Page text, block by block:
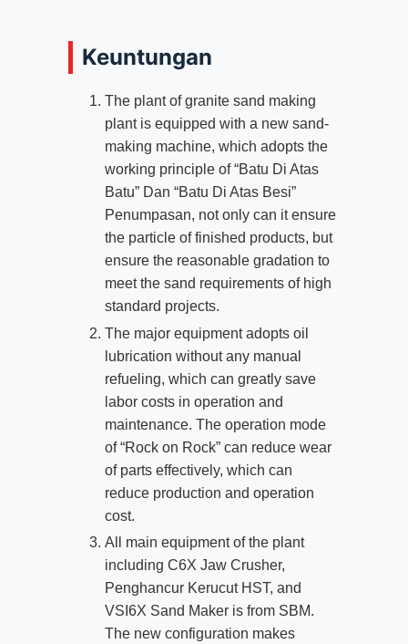
Keuntungan
The plant of granite sand making
plant is equipped with a new sand-
making machine, which adopts the
working principle of“Batu Di Atas
Batu” Dan “Batu Di Atas Besi”
Penumpasan, not only can it ensure
the particle of finished products, but
ensure the reasonable gradation to
meet the sand requirements of high
standard projects.
The major equipment adopts oil
lubrication without any manual
refueling, which can greatly save
labor costs in operation and
maintenance. The operation mode
of“Rock on Rock” can reduce wear
of parts effectively, which can
reduce production and operation
cost.
All main equipment of the plant
including C6X Jaw Crusher,
Penghancur Kerucut HST, and
VSI6X Sand Maker is from SBM.
The new configuration makes